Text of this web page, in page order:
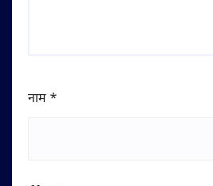
नाम *